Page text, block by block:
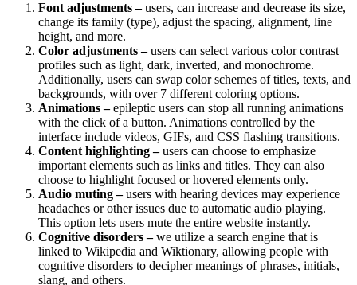
Font adjustments –users, can increase and decrease its size,
change its family (type), adjust the spacing, alignment, line
height, and more.
Color adjustments –users can select various color contrast
profiles such as light, dark, inverted, and monochrome.
Additionally, users can swap color schemes of titles, texts, and
backgrounds, with over 7 different coloring options.
Animations –epileptic users can stop all running animations
with the click of a button. Animations controlled by the
interface include videos, GIFs, and CSS flashing transitions.
Content highlighting –users can choose to emphasize
important elements such as links and titles. They can also
choose to highlight focused or hovered elements only.
Audio muting –users with hearing devices may experience
headaches or other issues due to automatic audio playing.
This option lets users mute the entire website instantly.
Cognitive disorders –we utilize a search engine that is
linked to Wikipedia and Wiktionary, allowing people with
cognitive disorders to decipher meanings of phrases, initials,
slang, and others.